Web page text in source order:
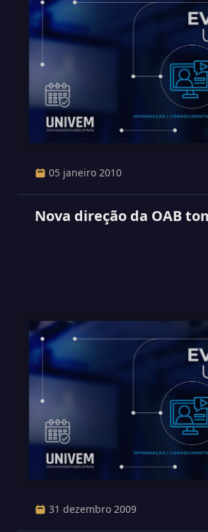
05 janeiro 2010
Nova direção da OAB
31 dezembro 2009